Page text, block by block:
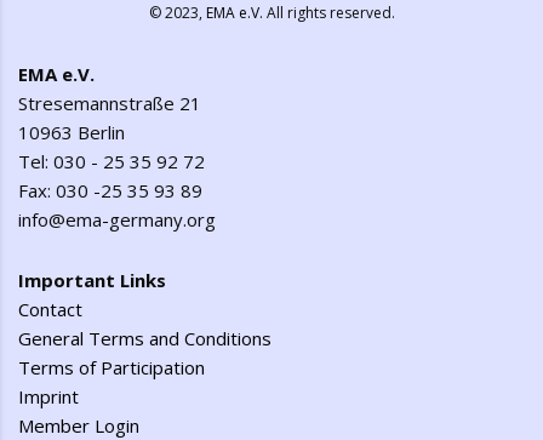
© 2023,EMA e.V. All rights reserved.
EMA e.V.
Stresemannstraße 21
10963 Berlin
Tel: 030 - 25 35 92 72
Fax: 030 -25 35 93 89
info@ema-germany.org
Important Links
Contact
General Terms and Conditions
Terms of Participation
Imprint
Member Login